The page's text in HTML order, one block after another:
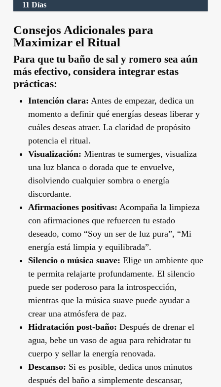
11 Días
Consejos Adicionales para
Maximizar el Ritual
Para que tu baño de sal y romero sea aún
más efectivo, considera integrar estas
prácticas:
Intención clara: Antes de empezar, dedica un
momento a definir qué energías deseas liberar y
cuáles deseas atraer. La claridad de propósito
potencia el ritual.
Visualización: Mientras te sumerges, visualiza
una luz blanca o dorada que te envuelve,
disolviendo cualquier sombra o energía
discordante.
Afirmaciones positivas: Acompaña la limpieza
con afirmaciones que refuercen tu estado
deseado, como “Soy un ser de luz pura”, “Mi
energía está limpia y equilibrada”.
Silencio o música suave: Elige un ambiente que
te permita relajarte profundamente. El silencio
puede ser poderoso para la introspección,
mientras que la música suave puede ayudar a
crear una atmósfera de paz.
Hidratación post-baño: Después de drenar el
agua, bebe un vaso de agua para rehidratar tu
cuerpo y sellar la energía renovada.
Descanso: Si es posible, dedica unos minutos
después del baño a simplemente descansar,